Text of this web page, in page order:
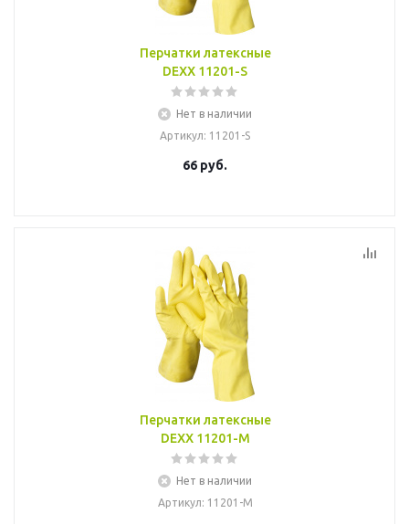
Перчатки латексные
DEXX 11201-S
Нет в наличии
Артикул: 11201-S
66 руб.
Перчатки латексные
DEXX 11201-M
Нет в наличии
Артикул: 11201-M